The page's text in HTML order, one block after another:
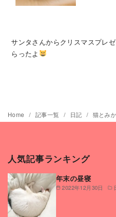
サンタさんからクリスマスプレ
らったよ
Home 記事一覧 日記 猫とみ
人気記事ランキング
2022年12月30日
年末の昼寝